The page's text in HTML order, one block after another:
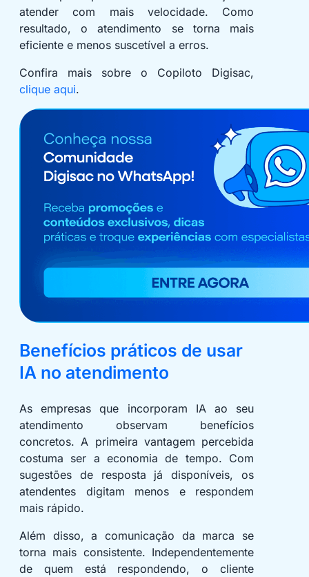
atender com mais velocidade. Como
resultado, o atendimento se torna mais
eficiente e menos suscetível a erros.
Confira mais sobre o Copiloto Digisac,
clique aqui.
Benefícios práticos de usar
IA no atendimento
As empresas que incorporam IA ao seu
atendimento observam benefícios
concretos. A primeira vantagem percebida
costuma ser a economia de tempo. Com
sugestões de resposta já disponíveis, os
atendentes digitam menos e respondem
mais rápido.
Além disso, a comunicação da marca se
torna mais consistente. Independentemente
de quem está respondendo, o cliente